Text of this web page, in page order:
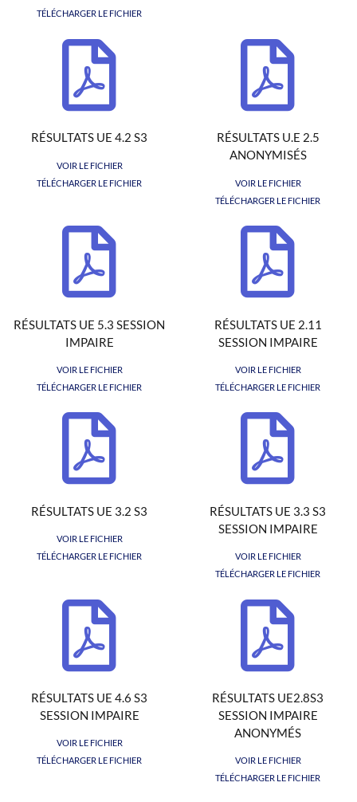
TÉLÉCHARGER LE FICHIER
RÉSULTATS UE 4.2 S3
VOIR LE FICHIER
TÉLÉCHARGER LE FICHIER
RÉSULTATS U.E 2.5
ANONYMISÉS
VOIR LE FICHIER
TÉLÉCHARGER LE FICHIER
RÉSULTATS UE 5.3 SESSION
IMPAIRE
VOIR LE FICHIER
TÉLÉCHARGER LE FICHIER
RÉSULTATS UE 2.11
SESSION IMPAIRE
VOIR LE FICHIER
TÉLÉCHARGER LE FICHIER
RÉSULTATS UE 3.2 S3
VOIR LE FICHIER
TÉLÉCHARGER LE FICHIER
RÉSULTATS UE 3.3 S3
SESSION IMPAIRE
VOIR LE FICHIER
TÉLÉCHARGER LE FICHIER
RÉSULTATS UE 4.6 S3
SESSION IMPAIRE
VOIR LE FICHIER
TÉLÉCHARGER LE FICHIER
RÉSULTATS UE2.8S3
SESSION IMPAIRE
ANONYMÉS
VOIR LE FICHIER
TÉLÉCHARGER LE FICHIER